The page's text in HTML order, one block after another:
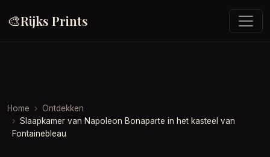
🎨Rijks Prints
Home
Ontdekken
Slaapkamer van Napoleon Bonaparte in het kasteel van
Fontainebleau